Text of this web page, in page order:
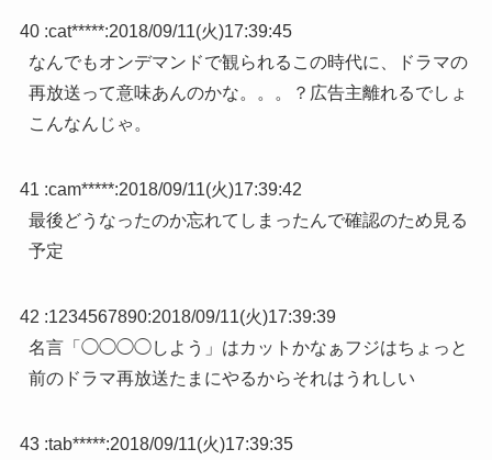
40 :cat*****:2018/09/11(火)17:39:45
なんでもオンデマンドで観られるこの時代に、ドラマの
再放送って意味あんのかな。。。？広告主離れるでしょ
こんなんじゃ。
41 :cam*****:2018/09/11(火)17:39:42
最後どうなったのか忘れてしまったんで確認のため見る
予定
42 :1234567890:2018/09/11(火)17:39:39
名言「◯◯◯◯しよう」はカットかなぁフジはちょっと
前のドラマ再放送たまにやるからそれはうれしい
43 :tab*****:2018/09/11(火)17:39:35